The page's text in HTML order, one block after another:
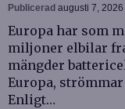
Publicerad augusti 7, 2026
Europa har som
miljoner elbilar
mängder
Europa,
Enligt…